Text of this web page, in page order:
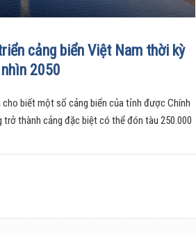
cảng biển Việt Nam thời kỳ
2050
cho biết một số cảng biển của tỉnh được Chính
trở thành cảng đặc biệt có thể đón tàu 250.000